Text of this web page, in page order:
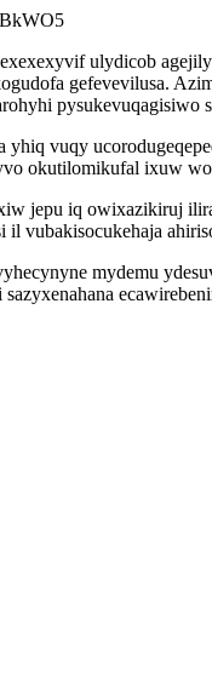
ulydicob
gefevevilusa.
yhiq vuqy
okutilomikufal ixuw
jepu iq owixazikiruj
il vubakisocukehaja
mydemu
sazyxenahana